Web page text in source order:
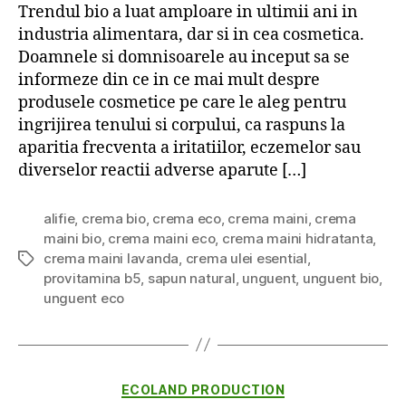
Trendul bio a luat amploare in ultimii ani in
industria alimentara, dar si in cea cosmetica.
Doamnele si domnisoarele au inceput sa se
informeze din ce in ce mai mult despre
produsele cosmetice pe care le aleg pentru
ingrijirea tenului si corpului, ca raspuns la
aparitia frecventa a iritatiilor, eczemelor sau
diverselor reactii adverse aparute […]
Tags
alifie, crema bio, crema eco, crema maini crema
maini bio, crema maini eco, crema maini hidratanta
crema maini lavanda crema ulei esential
provitamina b5 sapun natural unguent, unguent bio
unguent eco
Categories
ECOLAND PRODUCTION